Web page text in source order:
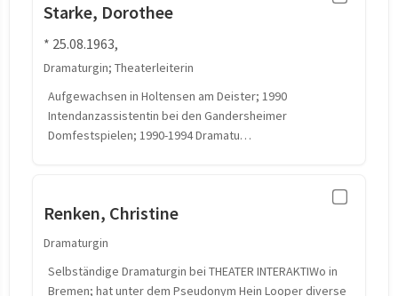
Starke, Dorothee
* 25.08.1963,
Dramaturgin; Theaterleiterin
Aufgewachsen in Holtensen am Deister; 1990
Intendanzassistentin bei den Gandersheimer
Domfestspielen; 1990-1994 Dramatu…
Renken, Christine
Dramaturgin
Selbständige Dramaturgin bei THEATER INTERAKTIWo in
Bremen; hat unter dem Pseudonym Hein Looper diverse